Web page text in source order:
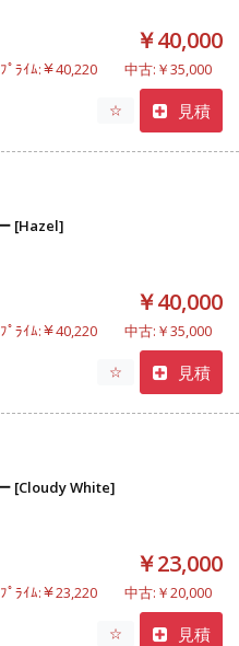
￥40,000
ﾌﾟﾗｲﾑ:￥40,220 中古:￥35,000
☆ 見積
[Hazel]
￥40,000
ﾌﾟﾗｲﾑ:￥40,220 中古:￥35,000
☆ 見積
[Cloudy White]
￥23,000
ﾌﾟﾗｲﾑ:￥23,220 中古:￥20,000
☆ 見積